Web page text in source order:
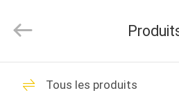
MAISON
Intelligence
Technology
All
Reserved.
Tous les produits